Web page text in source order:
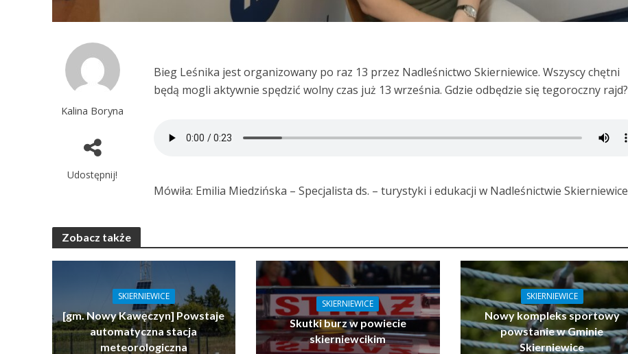
Kalina Boryna
Udostępnij!
Bieg Leśnika jest organizowany po raz 13 przez Nadleśnictwo Skierniewice. Wszyscy chętni
będą mogli aktywnie spędzić wolny czas już 13 września. Gdzie odbędzie się tegoroczny rajd?
Mówiła: Emilia Miedzińska – Specjalista ds. – turystyki i edukacji w Nadleśnictwie Skierniewice
Zobacz także
SKIERNIEWICE
[gm. Nowy Kawęczyn] Powstaje
automatyczna stacja
meteorologiczna
SKIERNIEWICE
Skutki burz w powiecie
skierniewcikim
SKIERNIEWICE
Nowy kompleks sportowy
powstanie w Gminie
Skierniewice